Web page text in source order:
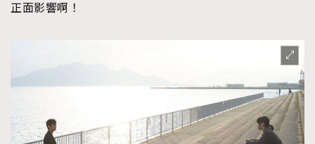
正面影響啊！